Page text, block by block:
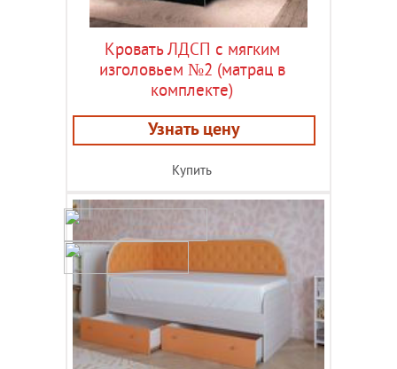
Кровать ЛДСП с мягким
изголовьем №2 (матрац в
комплекте)
Узнать цену
Купить